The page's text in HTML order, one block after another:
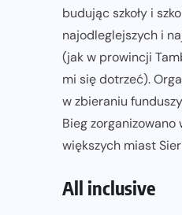
budując szkoły i
najodleglejszych i
(jak w prowincji
mi się dotrzeć).
w zbieraniu
Bieg zorganizowano
większych miast
All inclusive